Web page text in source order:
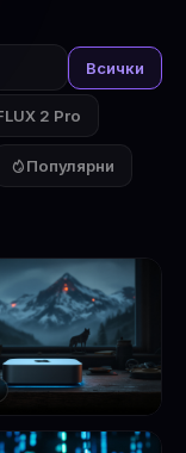
Всички
2 Pro
Популярни